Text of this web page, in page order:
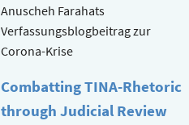
Anuscheh Farahats
Verfassungsblogbeitrag zur
Corona-Krise
Combatting TINA-Rhetoric
through Judicial Review